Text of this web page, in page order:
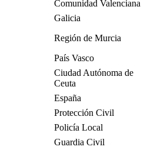
Comunidad Valenciana
Galicia
Región de Murcia
País Vasco
Ciudad Autónoma de
Ceuta
España
Protección Civil
Policía Local
Guardia Civil